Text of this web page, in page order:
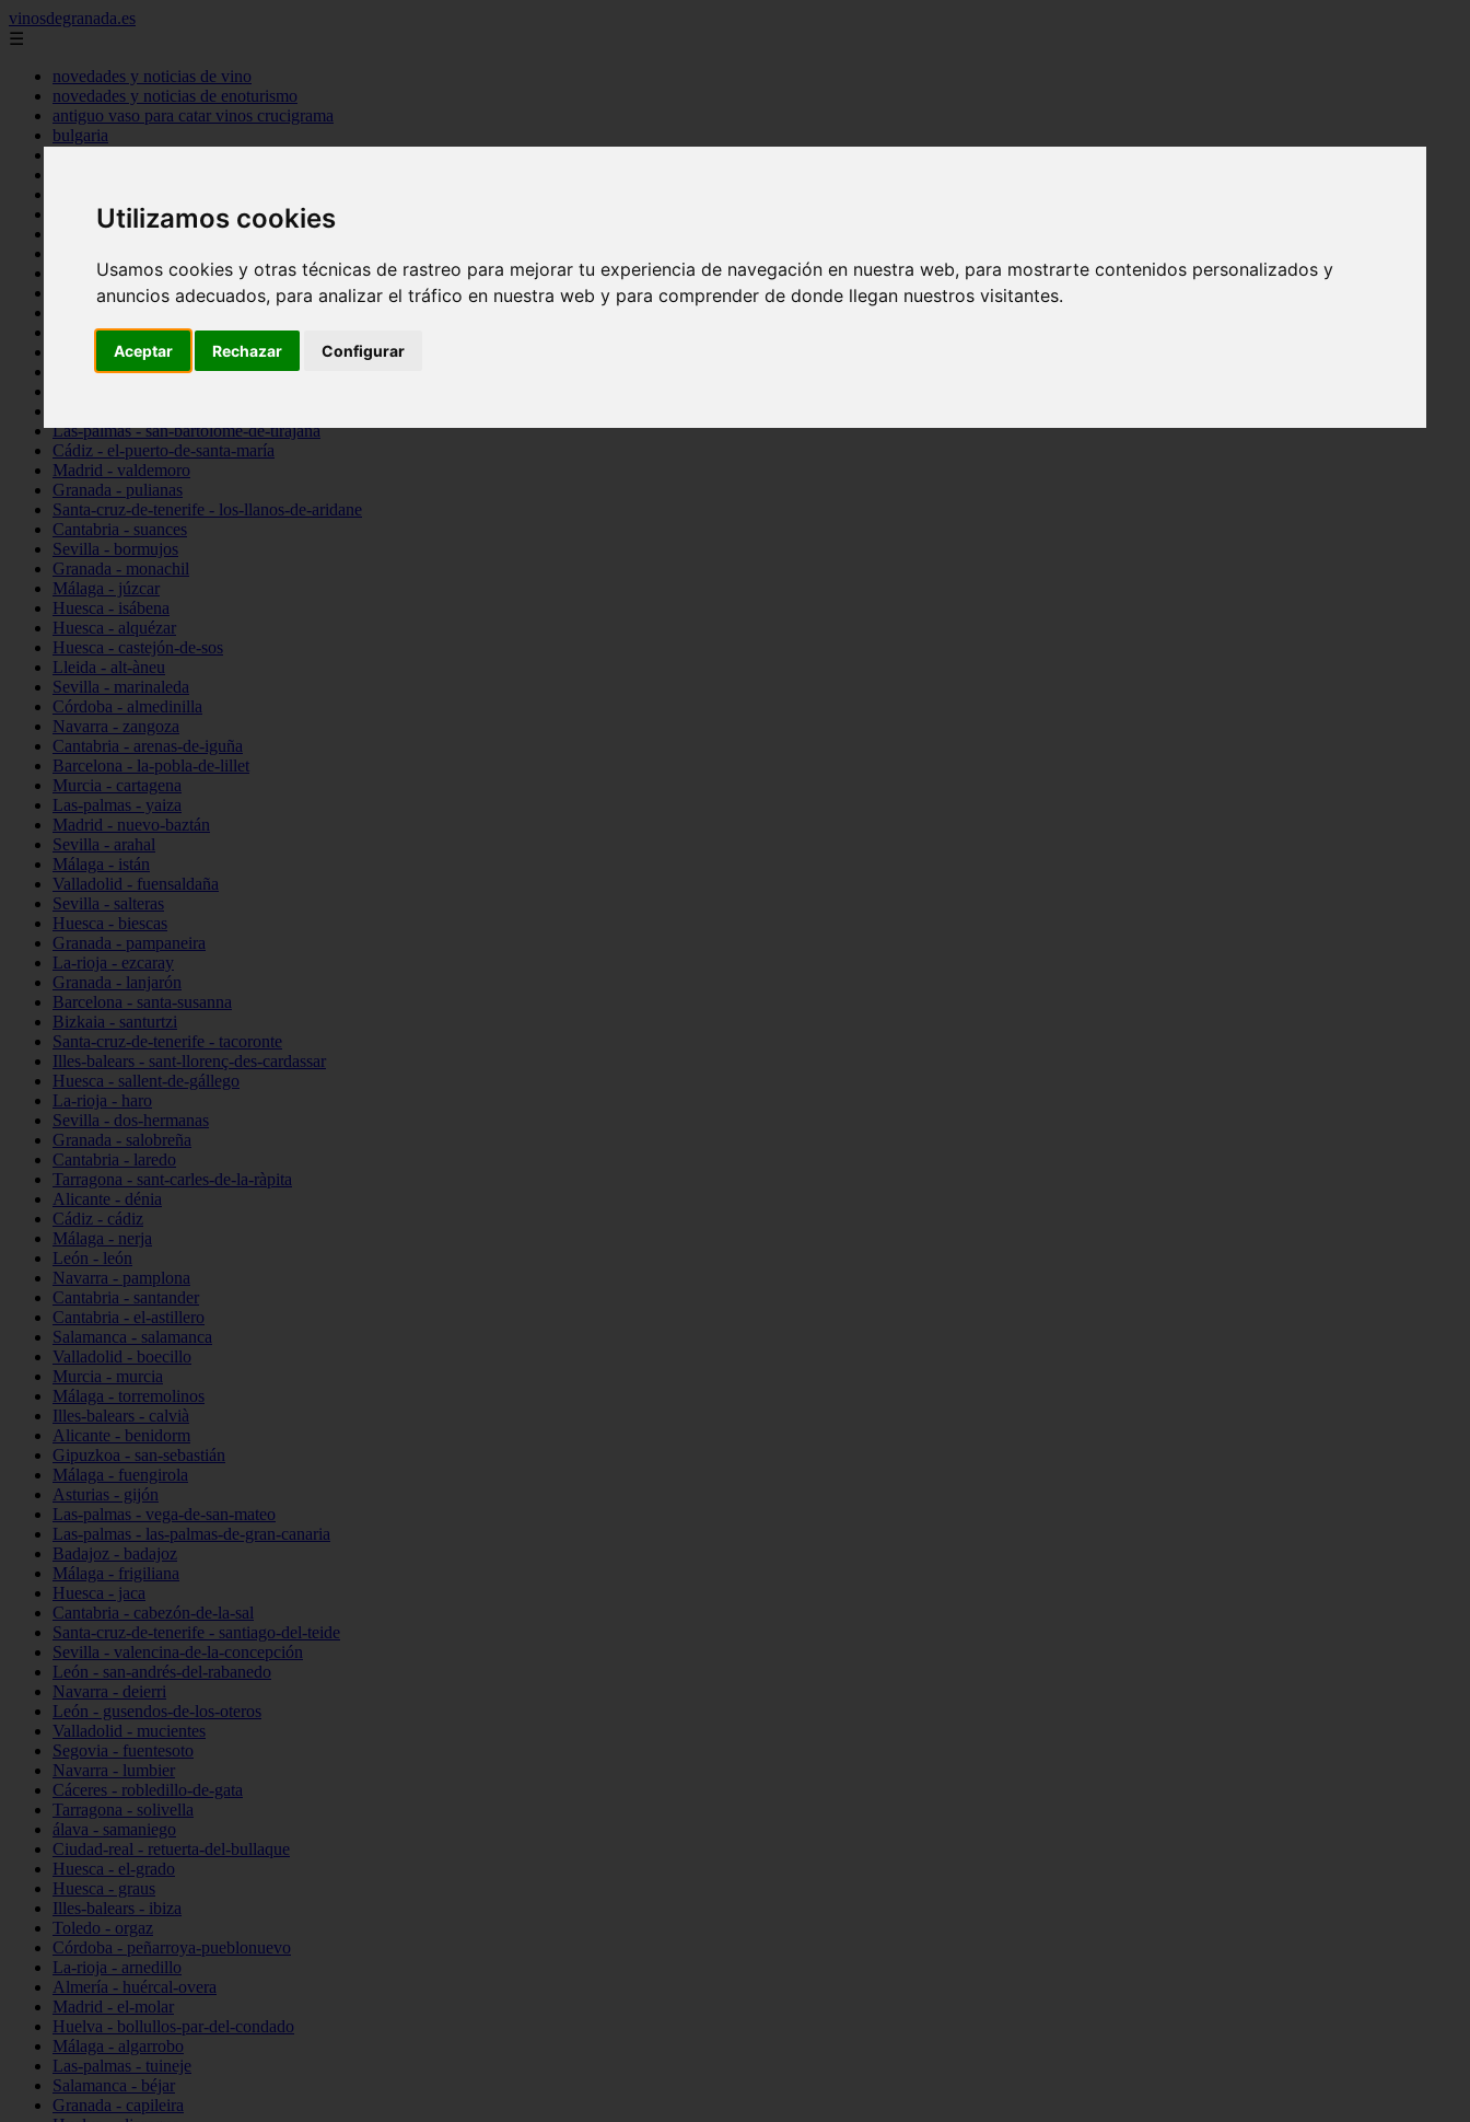
Utilizamos cookies
Usamos cookies y otras técnicas de rastreo para mejorar tu experiencia de navegación en nuestra web, para mostrarte contenidos personalizados y
anuncios adecuados, para analizar el tráfico en nuestra web y para comprender de donde llegan nuestros visitantes.
Aceptar Rechazar Configurar
vinosdegranada.es
☰
novedades y noticias de vino
novedades y noticias de enoturismo
antiguo vaso para catar vinos crucigrama
bulgaria
Córdoba - córdoba
Barcelona - barcelona
Ciudad-real - montiel
Santa-cruz-de-tenerife - guía-de-isora
La-rioja - casalarreina
Almería - roquetas-de-mar
Madrid - pozuelo-de-alarcón
Las-palmas - san-bartolomé-de-tirajana
Cádiz - el-puerto-de-santa-maría
Madrid - valdemoro
Granada - pulianas
Santa-cruz-de-tenerife - los-llanos-de-aridane
Cantabria - suances
Sevilla - bormujos
Granada - monachil
Málaga - júzcar
Huesca - isábena
Huesca - alquézar
Huesca - castejón-de-sos
Lleida - alt-àneu
Sevilla - marinaleda
Córdoba - almedinilla
Navarra - zangoza
Cantabria - arenas-de-iguña
Barcelona - la-pobla-de-lillet
Murcia - cartagena
Las-palmas - yaiza
Madrid - nuevo-baztán
Sevilla - arahal
Málaga - istán
Valladolid - fuensaldaña
Sevilla - salteras
Huesca - biescas
Granada - pampaneira
La-rioja - ezcaray
Granada - lanjarón
Barcelona - santa-susanna
Bizkaia - santurtzi
Santa-cruz-de-tenerife - tacoronte
Illes-balears - sant-llorenç-des-cardassar
Huesca - sallent-de-gállego
La-rioja - haro
Sevilla - dos-hermanas
Granada - salobreña
Cantabria - laredo
Tarragona - sant-carles-de-la-ràpita
Alicante - dénia
Cádiz - cádiz
Málaga - nerja
León - león
Navarra - pamplona
Cantabria - santander
Cantabria - el-astillero
Salamanca - salamanca
Valladolid - boecillo
Murcia - murcia
Málaga - torremolinos
Illes-balears - calvià
Alicante - benidorm
Gipuzkoa - san-sebastián
Málaga - fuengirola
Asturias - gijón
Las-palmas - vega-de-san-mateo
Las-palmas - las-palmas-de-gran-canaria
Badajoz - badajoz
Málaga - frigiliana
Huesca - jaca
Cantabria - cabezón-de-la-sal
Santa-cruz-de-tenerife - santiago-del-teide
Sevilla - valencina-de-la-concepción
León - san-andrés-del-rabanedo
Navarra - deierri
León - gusendos-de-los-oteros
Valladolid - mucientes
Segovia - fuentesoto
Navarra - lumbier
Cáceres - robledillo-de-gata
Tarragona - solivella
álava - samaniego
Ciudad-real - retuerta-del-bullaque
Huesca - el-grado
Huesca - graus
Illes-balears - ibiza
Toledo - orgaz
Córdoba - peñarroya-pueblonuevo
La-rioja - arnedillo
Almería - huércal-overa
Madrid - el-molar
Huelva - bollullos-par-del-condado
Málaga - algarrobo
Las-palmas - tuineje
Salamanca - béjar
Granada - capileira